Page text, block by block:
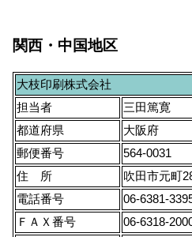
関西・中国地区
大枝印刷株式会社
担当者
三田篤寛
都道府県
大阪府
郵便番号
564-0031
住 所
吹田市元町
電話番号
06-6381-
ＦＡＸ番号
06-6318-